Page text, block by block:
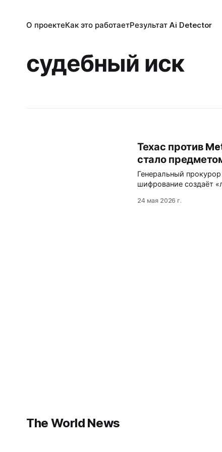
О проектеКак это работаетРезультат Ai Detector
судебный иск
Техас против
стало
Генеральный
шифрование создаёт
заставляет компании
24 мая 2026 г.
The World News